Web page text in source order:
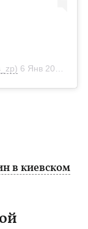
6 Янв 2019 в 7:06 PST
в киевском